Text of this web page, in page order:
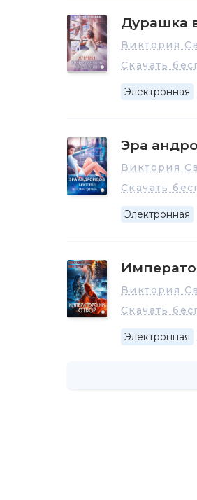
Дурашка
Виктория
Скачать
Электронная
Эра
Виктория
Скачать
Электронная
Виктория
Скачать
Электронная